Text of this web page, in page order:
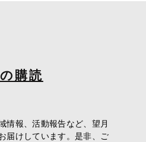
購読
情報、活動報告など、望月
届けしています。是非、ご